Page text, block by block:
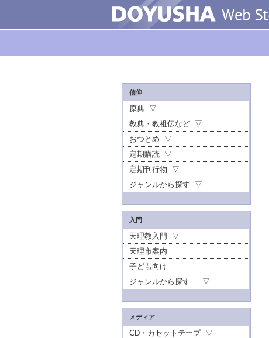
信仰
原典
教典・教祖伝など
おつとめ
定期購読
定期刊行物
ジャンルから探す
入門
天理教入門
天理市案内
子ども向け
ジャンルから探す
メディア
CD・カセットテープ